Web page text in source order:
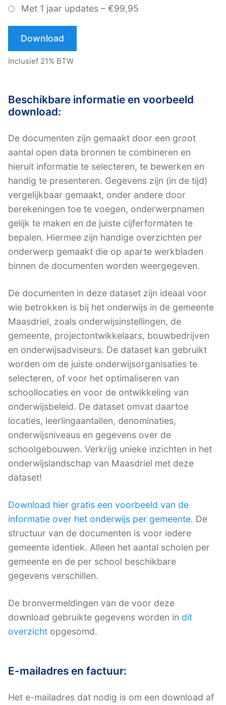
Met 1 jaar updates – €99,95
Download
Inclusief 21% BTW
Beschikbare informatie en voorbeeld
download:
De documenten zijn gemaakt door een groot
aantal open data bronnen te combineren en
hieruit informatie te selecteren, te bewerken en
handig te presenteren. Gegevens zijn (in de tijd)
vergelijkbaar gemaakt, onder andere door
berekeningen toe te voegen, onderwerpnamen
gelijk te maken en de juiste cijferformaten te
bepalen. Hiermee zijn handige overzichten per
onderwerp gemaakt die op aparte werkbladen
binnen de documenten worden weergegeven.
De documenten in deze dataset zijn ideaal voor
wie betrokken is bij het onderwijs in de gemeente
Maasdriel, zoals onderwijsinstellingen, de
gemeente, projectontwikkelaars, bouwbedrijven
en onderwijsadviseurs. De dataset kan gebruikt
worden om de juiste onderwijsorganisaties te
selecteren, of voor het optimaliseren van
schoollocaties en voor de ontwikkeling van
onderwijsbeleid. De dataset omvat daartoe
locaties, leerlingaantallen, denominaties,
onderwijsniveaus en gegevens over de
schoolgebouwen. Verkrijg unieke inzichten in het
onderwijslandschap van Maasdriel met deze
dataset!
Download hier gratis een voorbeeld van de
informatie over het onderwijs per gemeente. De
structuur van de documenten is voor iedere
gemeente identiek. Alleen het aantal scholen per
gemeente en de per school beschikbare
gegevens verschillen.
De bronvermeldingen van de voor deze
download gebruikte gegevens worden in dit
overzicht opgesomd.
E-mailadres en factuur:
Het e-mailadres dat nodig is om een download af